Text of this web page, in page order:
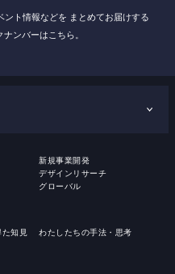
ント情報などを まとめてお届けする
ンバーはこちら。
新規事業開発
デザインリサーチ
グローバル
た知見 わたしたちの手法・思考